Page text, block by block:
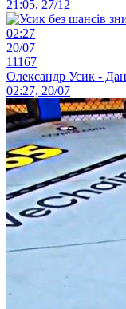
21:05, 27/12
02:27
20/07
11167
Олександр Усик -
02:27, 20/07